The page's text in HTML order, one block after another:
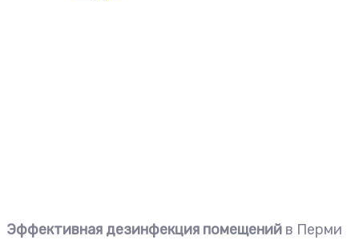
Эффективная дезинфекция помещений в Перми